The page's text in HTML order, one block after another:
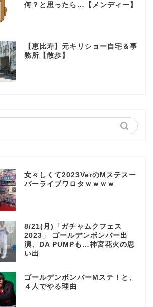
何？と思ったら…【メンディー】
【恵比寿】元キリショー自宅＆事
務所【散歩】
女々しくて2023VerのMステスー
パーライブワロタｗｗｗｗ
8/21(月)「ガチャムクフェス
2023」 ゴールデンボンバー出
演、DA PUMPも…神宮花火の思
い出
ゴールデンボンバーMステ！と、
４人でやる理由